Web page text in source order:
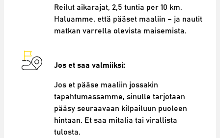
Reilut aikarajat, 2,5 tuntia per 10 km.
Haluamme, että pääset maaliin – ja nautit
matkan varrella olevista maisemista.
Jos et saa valmiiksi:
Jos et pääse maaliin jossakin
tapahtumassamme, sinulle tarjotaan
pääsy seuraavaan kilpailuun puoleen
hintaan. Et saa mitalia tai virallista
tulosta.